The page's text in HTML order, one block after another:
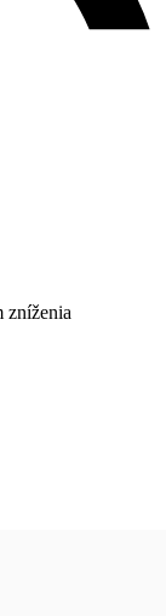
zníženia